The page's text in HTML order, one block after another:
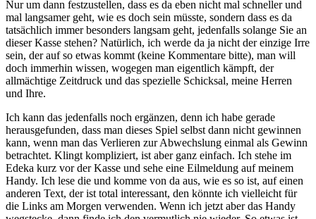
Nur um dann festzustellen, dass es da eben nicht mal schneller und
mal langsamer geht, wie es doch sein müsste, sondern dass es da
tatsächlich immer besonders langsam geht, jedenfalls solange Sie an
dieser Kasse stehen? Natürlich, ich werde da ja nicht der einzige Irre
sein, der auf so etwas kommt (keine Kommentare bitte), man will
doch immerhin wissen, wogegen man eigentlich kämpft, der
allmächtige Zeitdruck und das spezielle Schicksal, meine Herren
und Ihre.
Ich kann das jedenfalls noch ergänzen, denn ich habe gerade
herausgefunden, dass man dieses Spiel selbst dann nicht gewinnen
kann, wenn man das Verlieren zur Abwechslung einmal als Gewinn
betrachtet. Klingt kompliziert, ist aber ganz einfach. Ich stehe im
Edeka kurz vor der Kasse und sehe eine Eilmeldung auf meinem
Handy. Ich lese die und komme von da aus, wie es so ist, auf einen
anderen Text, der ist total interessant, den könnte ich vielleicht für
die Links am Morgen verwenden. Wenn ich jetzt aber das Handy